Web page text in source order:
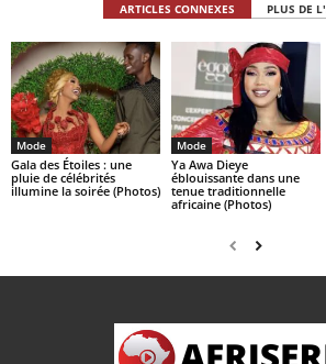
ARTICLES CONNEXES PLUS DE
Mode
Gala des Étoiles : une
pluie de célébrités
illumine la soirée (Photos)
Mode
Ya Awa Dieye
éblouissante dans une
tenue traditionnelle
africaine (Photos)